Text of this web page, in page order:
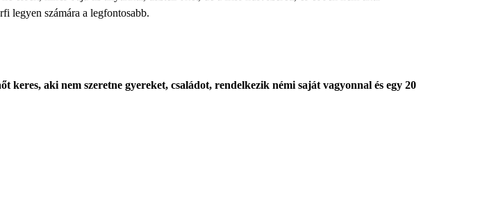
legyen számára a legfontosabb.
keres, aki nem szeretne gyereket, családot, rendelkezik némi saját vagyonnal és egy 20